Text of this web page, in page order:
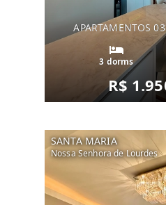
APARTAMENTOS
3 dorms
R$
SANTA MARIA
Nossa Senhora de Lourdes